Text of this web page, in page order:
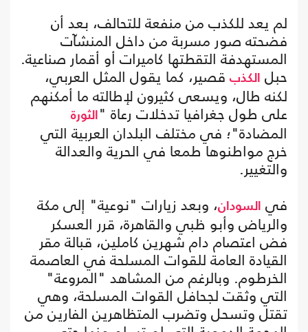
لم يعد للكذب من منفعة للتحالف، بعد أن
فضحته صور مسربة من داخل المنشآت
المستهدفة التقطتها كاميرات أو أقمار صناعية.
حبل الكذب قصير، كما يقول المثل العربي،
لكنه طال، ويسعى كثيرون لإطالته ما أمكنهم
على طول جغرافيا تدخلات رعاة " الثورة
المضادة"؛ في مختلف البلدان العربية التي
خرج مواطنوها طمعا في الحرية والعدالة
والتغيير.
في
السودان، وبعد زيارات "نوعية" إلى مكة
والرياض وأبو ظبي والقاهرة، قرر العسكر
فض اعتصام دام شهرين كاملين، قبالة مقر
القيادة العامة للقوات المسلحة في العاصمة
الخرطوم. وبالرغم من المشاهد "المروعة"
التي وثقت لجحافل القوات المسلحة، وهي
تقتل وتسحل وتضرب المتظاهرين الفارين من